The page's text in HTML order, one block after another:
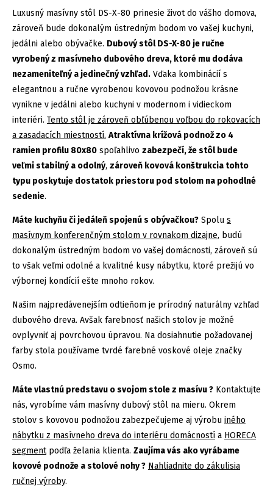
Luxusný masívny stôl DS-X-80 prinesie život do vášho domova,
zároveň bude dokonalým ústredným bodom vo vašej kuchyni,
jedálni alebo obývačke. Dubový stôl DS-X-80 je ručne
vyrobený z masívneho dubového dreva, ktoré mu dodáva
nezameniteľný a jedinečný vzhľad. Vďaka kombinácií s
elegantnou a ručne vyrobenou kovovou podnožou krásne
vynikne v jedálni alebo kuchyni v modernom i vidieckom
interiéri. Tento stôl je zároveň obľúbenou voľbou do rokovacích
a zasadacích miestností. Atraktívna krížová podnož zo 4
ramien profilu 80x80 spoľahlivo zabezpečí, že stôl bude
veľmi stabilný a odolný, zároveň kovová konštrukcia tohto
typu poskytuje dostatok priestoru pod stolom na pohodlné
sedenie.
Máte kuchyňu či jedáleň spojenú s obývačkou? Spolu s
masívnym konferenčným stolom v rovnakom dizajne, budú
dokonalým ústredným bodom vo vašej domácnosti, zároveň sú
to však veľmi odolné a kvalitné kusy nábytku, ktoré prežijú vo
výbornej kondícií ešte mnoho rokov.
Našim najpredávenejším odtieňom je prírodný naturálny vzhľad
dubového dreva. Avšak farebnosť našich stolov je možné
ovplyvniť aj povrchovou úpravou. Na dosiahnutie požadovanej
farby stola používame tvrdé farebné voskové oleje značky
Osmo.
Máte vlastnú predstavu o svojom stole z masívu ? Kontaktujte
nás, vyrobíme vám masívny dubový stôl na mieru. Okrem
stolov s kovovou podnožou zabezpečujeme aj výrobu iného
nábytku z masívneho dreva do interiéru domácností a HORECA
segmentpodľa želania klienta. Zaujíma vás ako vyrábame
kovové podnože a stolové nohy ? Nahliadnite do zákulisia
ručnej výroby.